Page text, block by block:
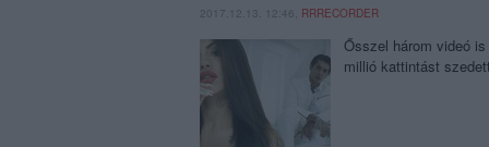
2017.12.13. 12:46, RRRECORDER
Ősszel három videó
millió kattintást